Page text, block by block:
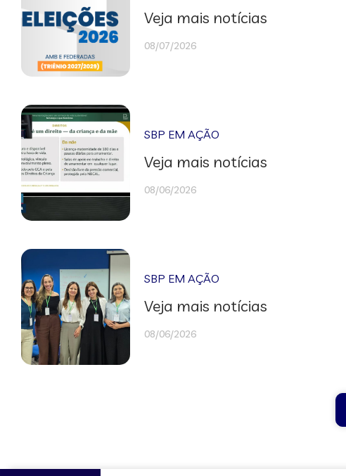
Veja mais notícias
08/07/2026
SBP EM AÇÃO
Veja mais notícias
08/06/2026
SBP EM AÇÃO
Veja mais notícias
08/06/2026